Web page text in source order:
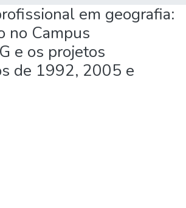
em geografia:
no Campus
e os projetos
de 1992, 2005 e